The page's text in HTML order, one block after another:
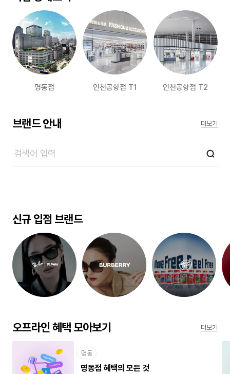
명동점 인천공항점 T1 인천공항점 T2
브랜드 안내 더보기
신규 입점 브랜드
오프라인 혜택 모아보기 더보기
명동
명동점 혜택의 모든 것